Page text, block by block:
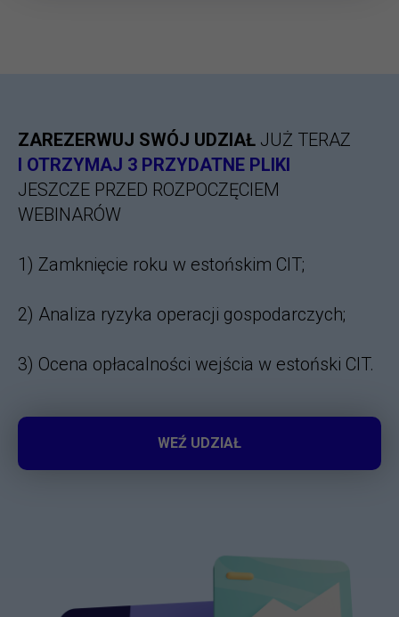
ZAREZERWUJ SWÓJ UDZIAŁ JUŻ TERAZ
I OTRZYMAJ 3 PRZYDATNE PLIKI
JESZCZE PRZED ROZPOCZĘCIEM
WEBINARÓW
1) Zamknięcie roku w estońskim CIT;
2) Analiza ryzyka operacji gospodarczych;
3) Ocena opłacalności wejścia w estoński CIT.
WEŹ UDZIAŁ